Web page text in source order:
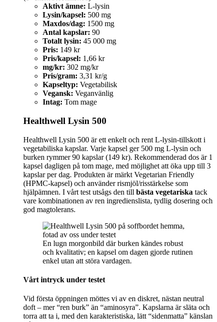
Aktivt ämne: L-lysin
Lysin/kapsel: 500 mg
Maxdos/dag: 1500 mg
Antal kapslar: 90
Totalt lysin: 45 000 mg
Pris: 149 kr
Pris/kapsel: 1,66 kr
mg/kr: 302 mg/kr
Pris/gram: 3,31 kr/g
Kapseltyp: Vegetabilisk
Vegansk: Veganvänlig
Intag: Tom mage
Healthwell Lysin 500
Healthwell Lysin 500 är ett enkelt och rent L‑lysin-tillskott i
vegetabiliska kapslar. Varje kapsel ger 500 mg L‑lysin och
burken rymmer 90 kapslar (149 kr). Rekommenderad dos är 1
kapsel dagligen på tom mage, med möjlighet att öka upp till 3
kapslar per dag. Produkten är märkt Vegetarian Friendly
(HPMC‑kapsel) och använder rismjöl/risstärkelse som
hjälpämnen. I vårt test utsågs den till bästa vegetariska tack
vare kombinationen av ren ingredienslista, tydlig dosering och
god magtolerans.
En lugn morgonbild där burken kändes robust
och kvalitativ; en kapsel om dagen gjorde rutinen
enkel utan att störa vardagen.
Vårt intryck under testet
Vid första öppningen möttes vi av en diskret, nästan neutral
doft – mer “ren burk” än “aminosyra”. Kapslarna är släta och
torra att ta i, med den karakteristiska, lätt “sidenmatta” känslan